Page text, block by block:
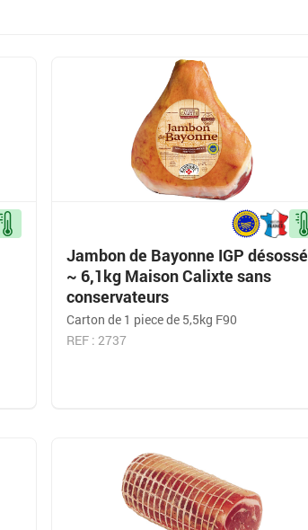
Jambon de Bayonne IGP désossé
~ 6,1kg Maison Calixte sans
conservateurs
Carton de 1 piece de 5,5kg F90
REF : 2737